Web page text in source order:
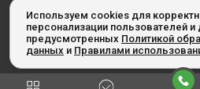
Используем cookies для
персонализации пользователей и
предусмотренных Политикой
данных и Правилами
© Taxcom-kassa.ru, 2020-2026
Карта сайта